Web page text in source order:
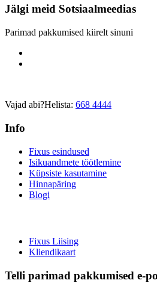
Jälgi meid Sotsiaalmeedias
Parimad pakkumised kiirelt sinuni
Vajad abi?Helista: 668 4444
Info
Fixus esindused
Isikuandmete töötlemine
Küpsiste kasutamine
Hinnapäring
Blogi
Fixus Liising
Kliendikaart
Telli parimad pakkumised e-